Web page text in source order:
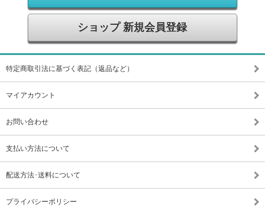
ショップ 新規会員登録
特定商取引法に基づく表記（返品など）
マイアカウント
お問い合わせ
支払い方法について
配送方法･送料について
プライバシーポリシー